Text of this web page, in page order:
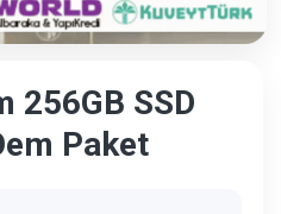
256GB SSD
Paket